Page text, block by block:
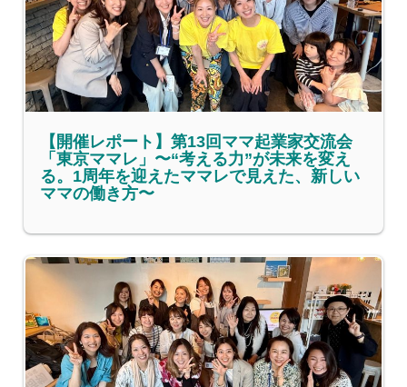
【開催レポート】第13回ママ起業家交流会
「東京ママレ」〜“考える力”が未来を変え
る。1周年を迎えたママレで見えた、新しい
ママの働き方〜